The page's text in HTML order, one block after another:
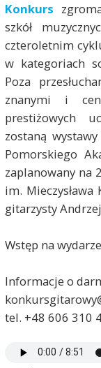
Konkurs
szkół
czteroletnim
w kategoriach
Poza
znanymi i
prestiżowych
zostaną
Pomorskiego
zaplanowany na
im.
gitarzysty
Wstęp na
Informacje o
tel. +48 606 310